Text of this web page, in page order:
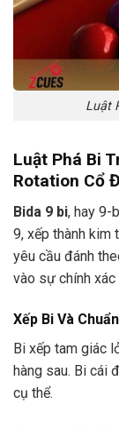
Luật
Luật Phá Bi
Rotation Cổ
Bida 9 bi, hay 9-
9, xếp thành
yêu cầu đánh
vào sự chính
Xếp Bi Và
Bi xếp tam giác
hàng sau. Bi cái
cụ thể.